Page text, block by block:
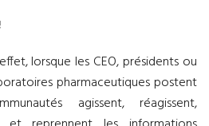
lorsque les CEO, présidents ou
pharmaceutiques postent
agissent, réagissent,